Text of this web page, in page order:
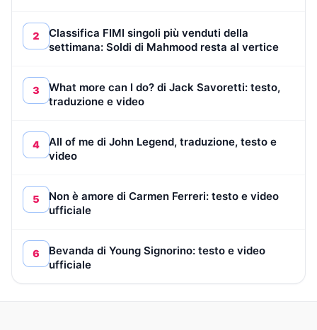
2
Classifica FIMI singoli più venduti della
settimana: Soldi di Mahmood resta al vertice
3
What more can I do? di Jack Savoretti: testo,
traduzione e video
4
All of me di John Legend, traduzione, testo e
video
5
Non è amore di Carmen Ferreri: testo e video
ufficiale
6
Bevanda di Young Signorino: testo e video
ufficiale